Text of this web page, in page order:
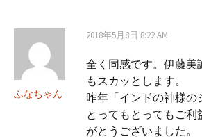
ふなちゃん
2018年5月8日 8:22 AM
全く同感です。伊藤美
もスカッとします。
昨年「インドの神様の
とってもとってもご利
がとうございました。